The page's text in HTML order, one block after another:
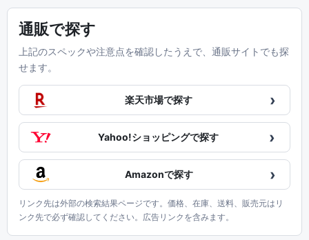
通販で探す
上記のスペックや注意点を確認したうえで、通販サイトでも探
せます。
楽天市場で探す ›
Yahoo!ショッピングで探す ›
Amazonで探す ›
リンク先は外部の検索結果ページです。価格、在庫、送料、販売元はリ
ンク先で必ず確認してください。広告リンクを含みます。